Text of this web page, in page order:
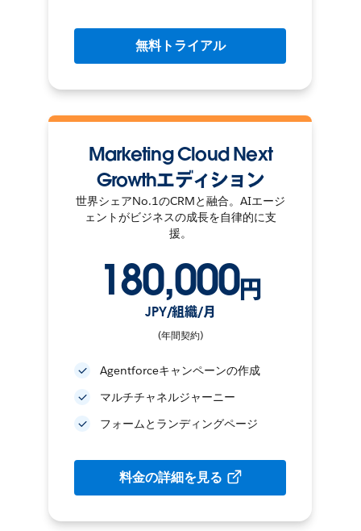
無料トライアル
Marketing Cloud Next
Growthエディション
世界シェアNo.1のCRMと融合。AIエージ
ェントがビジネスの成長を自律的に支
援。
180,000円
JPY/組織/月
(年間契約)
Agentforceキャンペーンの作成
マルチチャネルジャーニー
フォームとランディングページ
料金の詳細を見る